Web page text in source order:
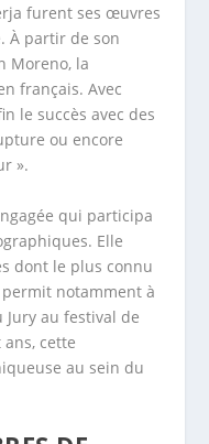
furent ses œuvres
À partir de son
Moreno, la
français. Avec
le succès avec des
ou encore
».
qui participa
Elle
dont le plus connu
notamment à
au festival de
cette
au sein du